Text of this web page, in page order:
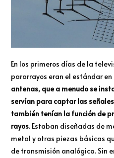
En los primeros días de la
pararrayos eran el estándar en
antenas, que a menudo se
servían para captar las
también tenían la función de
rayos. Estaban diseñadas de
metal y otras piezas básicas
de transmisión analógica. Sin